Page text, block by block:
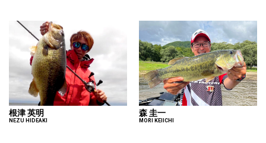
根津 英明
NEZU HIDEAKI
森 圭一
MORI KEIICHI